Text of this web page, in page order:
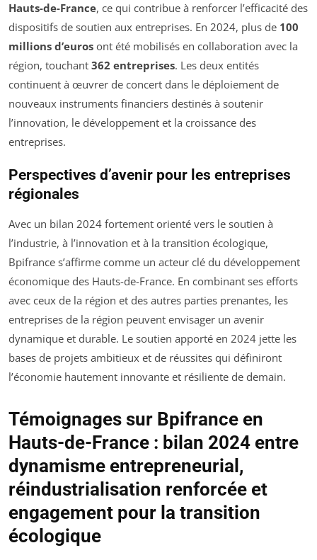
Hauts-de-France, ce qui contribue à renforcer l’efficacité des
dispositifs de soutien aux entreprises. En 2024, plus de 100
millions d’euros ont été mobilisés en collaboration avec la
région, touchant 362 entreprises. Les deux entités
continuent à œuvrer de concert dans le déploiement de
nouveaux instruments financiers destinés à soutenir
l’innovation, le développement et la croissance des
entreprises.
Perspectives d’avenir pour les entreprises
régionales
Avec un bilan 2024 fortement orienté vers le soutien à
l’industrie, à l’innovation et à la transition écologique,
Bpifrance s’affirme comme un acteur clé du développement
économique des Hauts-de-France. En combinant ses efforts
avec ceux de la région et des autres parties prenantes, les
entreprises de la région peuvent envisager un avenir
dynamique et durable. Le soutien apporté en 2024 jette les
bases de projets ambitieux et de réussites qui définiront
l’économie hautement innovante et résiliente de demain.
Témoignages sur Bpifrance en
Hauts-de-France : bilan 2024 entre
dynamisme entrepreneurial,
réindustrialisation renforcée et
engagement pour la transition
écologique